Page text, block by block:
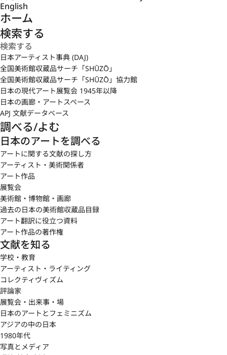
English
ホーム
検索する
日本アーティスト事典 (DAJ)
全国美術館収蔵品サーチ「SHŪZŌ」
全国美術館収蔵品サーチ「SHŪZŌ」協力館
日本の現代アート展覧会 1945年以降
日本の画廊・アートスペース
APJ 文献データベース
調べる/よむ
日本のアートを調べる
アートに関する文献の探し方
アーティスト・美術関係者
アート作品
展覧会
美術館・博物館・画廊
過去の日本の美術館収蔵品目録
アート翻訳に役立つ資料
アート作品の著作権
文献を知る
学校・教育
アーティスト・ライティング
コレクティヴィズム
評論家
展覧会・出来事・場
日本のアートとフェミニズム
アジアの中の日本
1980年代
写真とメディア